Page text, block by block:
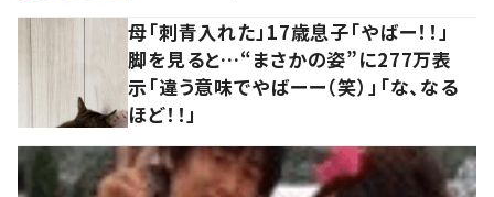
母「刺青入れた」17歳息子「やばー！！」
脚を見ると…“まさかの姿”に277万表
示「違う意味でやばーー（笑）」「な、なる
ほど！！」